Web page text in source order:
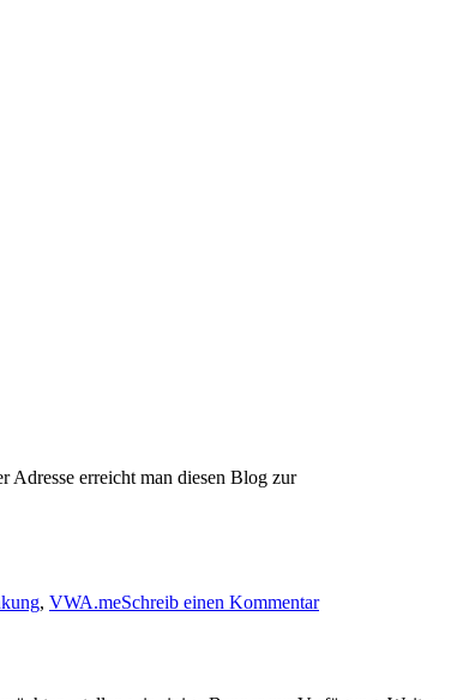
Adresse erreicht man diesen Blog zur
, VWA.meSchreib einen Kommentar